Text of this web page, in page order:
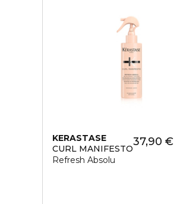
KERASTASE
CURL MANIFESTO
Refresh Absolu
37,90 €